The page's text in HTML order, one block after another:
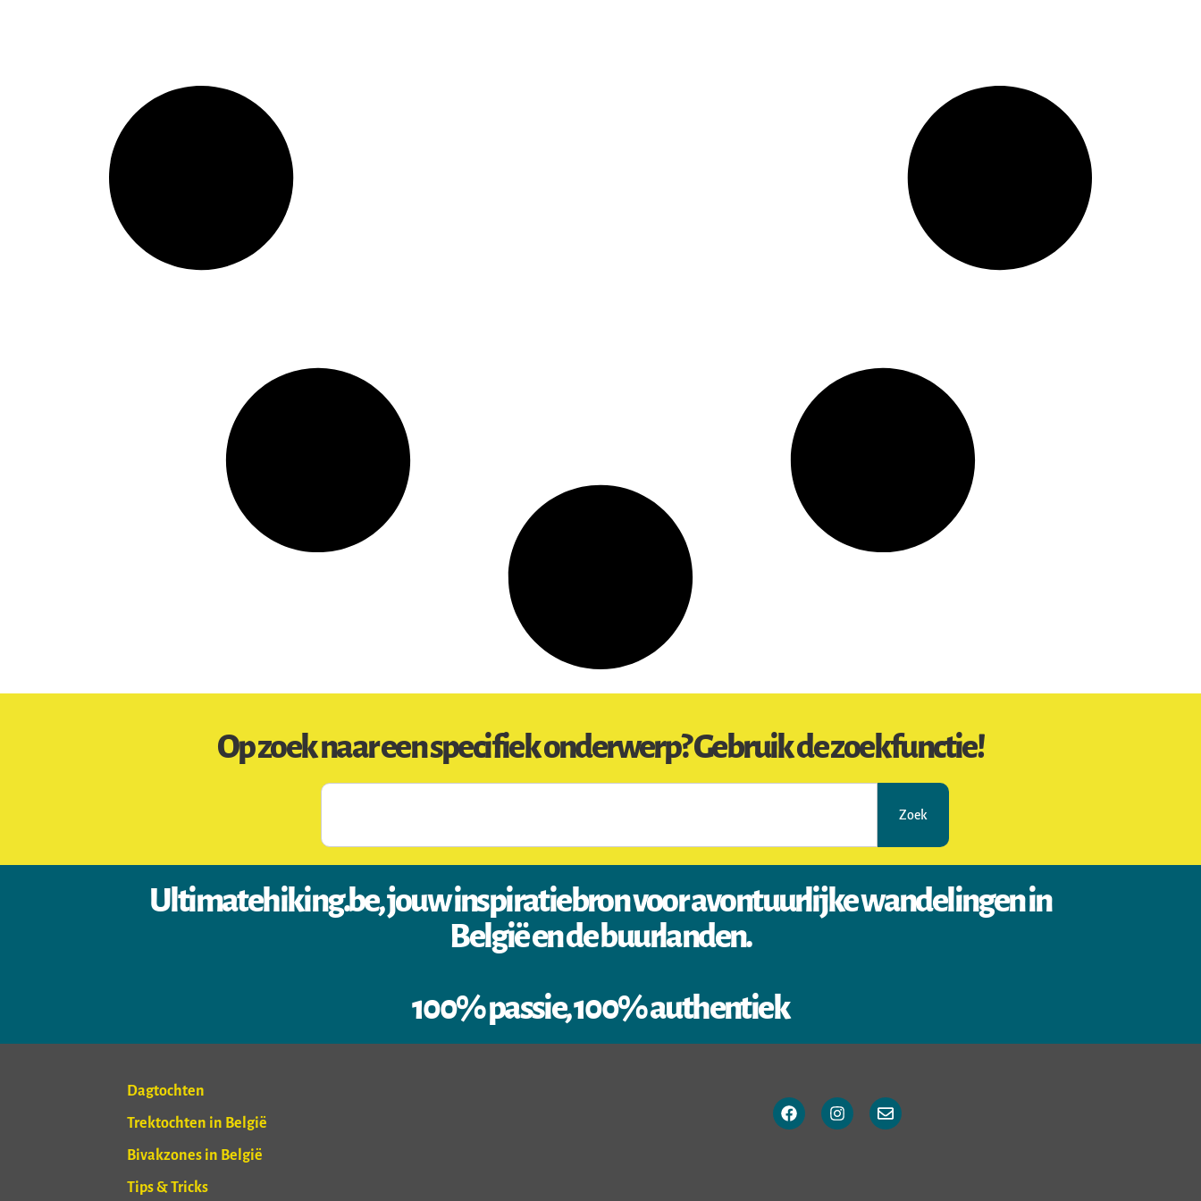
Op zoek naar een specifiek onderwerp? Gebruik de zoekfunctie!
Zoek
Ultimatehiking.be, jouw inspiratiebron voor avontuurlijke wandelingen in
België en de buurlanden.
100% passie, 100% authentiek
Dagtochten
Trektochten in België
Bivakzones in België
Tips & Tricks